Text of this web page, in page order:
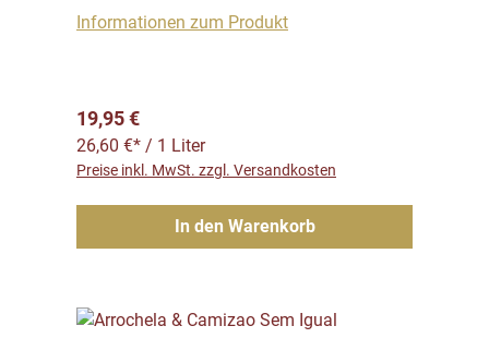
Informationen zum Produkt
Regulärer Preis:
19,95 €
26,60 €* / 1 Liter
Preise inkl. MwSt. zzgl. Versandkosten
In den Warenkorb